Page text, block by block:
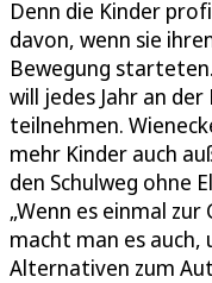
Denn die Kinder
davon, wenn sie
Bewegung
will jedes Jahr an
teilnehmen.
mehr Kinder auch
den Schulweg ohne
„Wenn es einmal
macht man es auch,
Alternativen zum